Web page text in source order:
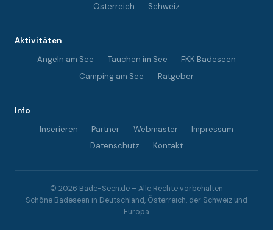
Österreich
Schweiz
Aktivitäten
Angeln am See
Tauchen im See
FKK Badeseen
Camping am See
Ratgeber
Info
Inserieren
Partner Webmaster
Impressum
Datenschutz
Kontakt
© 2026 Bade-Seen.de – Alle Rechte vorbehalten
Schöne Badeseen in Deutschland, Österreich, der Schweiz und
Europa